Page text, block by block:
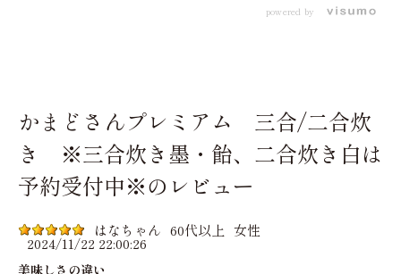
powered by
かまどさんプレミアム 三合/二合炊
き ※三合炊き墨・飴、二合炊き白は
予約受付中※のレビュー
はなちゃん 60代以上 女性
2024/11/22 22:00:26
美味しさの違い